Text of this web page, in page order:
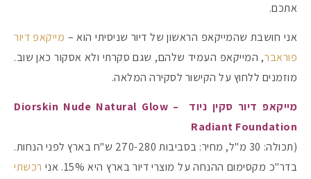
אומרים שאם
אתכם.
אני חושבת שהמייקאפ הראשון של דיור שניסיתי הוא – מייקאפ דיור
פוראבר, המייקאפ העמיד שלהם, שגם סקרתי ולא אסקור כאן שוב.
מוזמנים ללחוץ על הקישור לסקירה המלאה.
מייקאפ דיור סקין ניוד – Diorskin Nude Natural Glow
Radiant Foundation
(תכולה: 30 מ"ל, מחיר: בסביבות 270-280 ש"ח בארץ לפני הנחות.
בדר"כ מקסימום ההנחה על מוצרי דיור בארץ היא 15%. אני
רכשתי